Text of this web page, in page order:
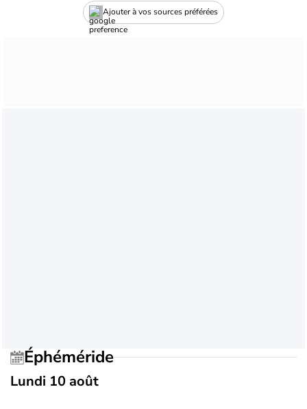
Ajouter à vos sources préférées
Éphéméride
Lundi 10 août